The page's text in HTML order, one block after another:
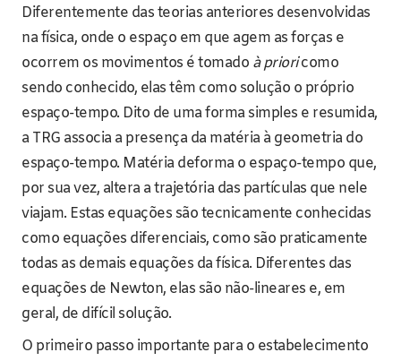
Diferentemente das teorias anteriores desenvolvidas
na física, onde o espaço em que agem as forças e
ocorrem os movimentos é tomado à prioricomo
sendo conhecido, elas têm como solução o próprio
espaço-tempo. Dito de uma forma simples e resumida,
a TRG associa a presença da matéria à geometria do
espaço-tempo. Matéria deforma o espaço-tempo que,
por sua vez, altera a trajetória das partículas que nele
viajam. Estas equações são tecnicamente conhecidas
como equações diferenciais, como são praticamente
todas as demais equações da física. Diferentes das
equações de Newton, elas são não-lineares e, em
geral, de difícil solução.
O primeiro passo importante para o estabelecimento